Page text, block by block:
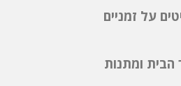
על זמניים
הבית ומתנות